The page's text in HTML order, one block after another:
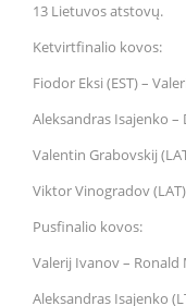
13 Lietuvos atstovų.
Ketvirtfinalio kovos:
Fiodor Eksi (EST) –
Aleksandras Isajenko –
Valentin Grabovskij
Viktor Vinogradov
Pusfinalio kovos:
Valerij Ivanov – Ronald
Aleksandras Isajenko